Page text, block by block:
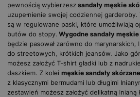
pewnością wybierzeszsandały męskie
uzupełnienie swojej codziennej
są w regulowane paski, które umożliwiają
butów do stopy. Wygodne sandały męskie
będzie pasował zarówno do marynarskich,
do streetowych, krótkich jeansów. Jako
możesz założyć T-shirt gładki lub z
daszkiem. Z kolei męskie sandały skórzane
z klasycznymi bermudami lub długimi
zestawień możesz założyć delikatną